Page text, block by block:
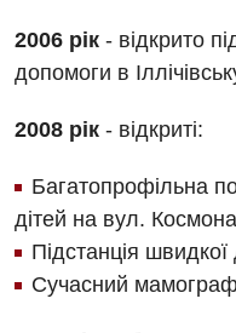
Дитяча алергологія
Дитяча
Дитяча
2006 рік - відкрито
допомоги в
2008 рік - відкриті:
Багатопрофільна
дітей на вул.
Підстанція
Сучасний